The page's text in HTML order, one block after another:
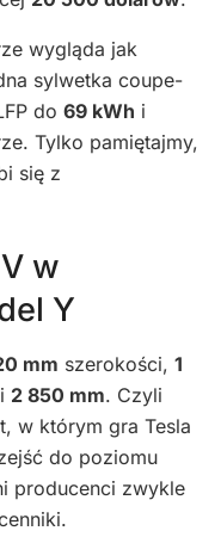
wygląda jak
sylwetka coupe-
do 69 kWh i
Tylko pamiętajmy,
się z
w
Y
mm szerokości, 1
2 850 mm. Czyli
w którym gra Tesla
do poziomu
producenci zwykle